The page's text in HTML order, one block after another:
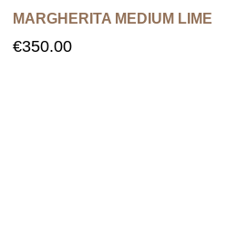
MARGHERITA MEDIUM LIME
€350.00